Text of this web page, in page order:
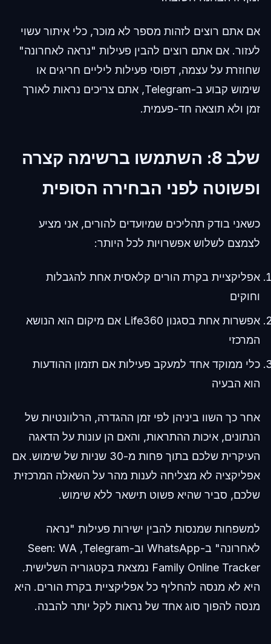
אם אתם רוצים לזהות מספר לא מוכר, כלי איתור עשוי
לעזור. אם אתם רוצים להבין פעילות "נראה לאחרונה"
שחוזרת על עצמה, דפוסי פעילות ליליים חריגים או
שימוש קבוע ב-Telegram, אתם צריכים נראות לאורך
זמן ולא תוצאה חד-פעמית.
שלב 8: השתמשו ברשימה קצרה
ופשוטה לפני הבחירה הסופית
כשאני בודק תהליכים שמיועדים להורים, אני מציע
לצמצם לשלוש אפשרויות לכל היותר:
אפליקציית בקרת הורים קלאסית אחת להגבלות
וחוקים
אפשרות אחת בסגנון Life360 אם מיקום הוא הנושא
המרכזי
כלי ממוקד אחד למעקב פעילות אם תזמון ההודעות
הוא הבעיה
אחר כך השוו ביניהן לפי זמן ההגדרה, הרלוונטיות של
הנתונים, איכות ההתראות, והאם הן עונות על הדאגה
העיקרית שלכם בתוך פחות מ-30 שניות של שימוש. אם
אפליקציה לא מצליחה לענות מהר על השאלה המרכזית
שלכם, סביר שהיא פשוט תישאר ללא שימוש.
למשפחות שמנסות להבין ישירות פעילות "נראה
לאחרונה" ב-WhatsApp וב-Telegram, ‏Seen: WA
Family Online Tracker נמצאת בקטגוריה השלישית.
היא לא מנסה להחליף כל אפליקציית בקרת הורים. היא
מנסה להפוך סוג אחד של נראות לקל יותר להבנה.